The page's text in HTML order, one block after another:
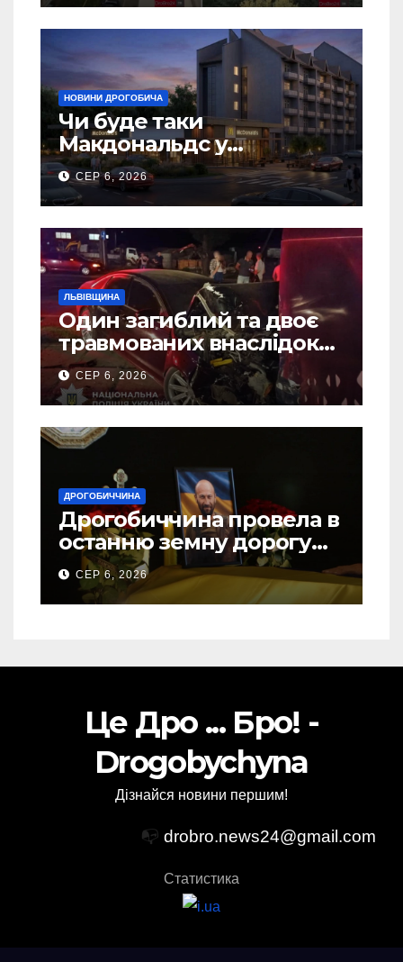
НОВИНИ ДРОГОБИЧА
Чи буде таки
Макдональдс у
Дрогобичі? (Фото)
СЕР 6, 2026
ЛЬВІВЩИНА
Один загиблий та двоє
травмованих внаслідок
ДТП на Самбірщині
СЕР 6, 2026
ДРОГОБИЧЧИНА
Дрогобиччина провела в
останню земну дорогу
свого Захисника – Олега
Торського
СЕР 6, 2026
Це Дро ... Бро! -
Drogobychyna
Дізнайся новини першим!
📭 drobro.news24@gmail.com
Статистика